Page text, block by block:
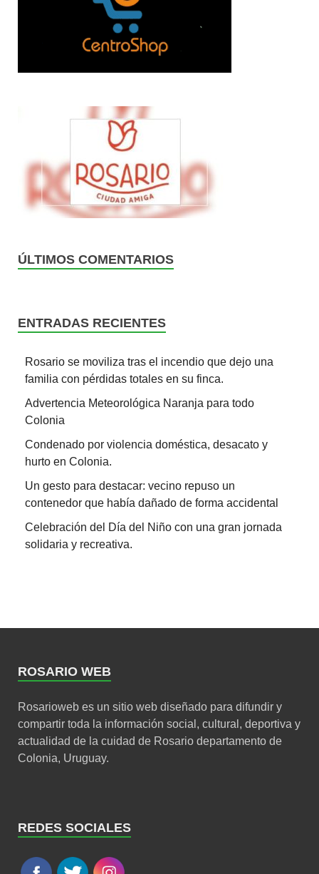
ÚLTIMOS COMENTARIOS
ENTRADAS RECIENTES
Rosario se moviliza tras el incendio que dejo una
familia con pérdidas totales en su finca.
Advertencia Meteorológica Naranja para todo
Colonia
Condenado por violencia doméstica, desacato y
hurto en Colonia.
Un gesto para destacar: vecino repuso un
contenedor que había dañado de forma accidental
Celebración del Día del Niño con una gran jornada
solidaria y recreativa.
ROSARIO WEB
Rosarioweb es un sitio web diseñado para difundir y
compartir toda la información social, cultural, deportiva y
actualidad de la cuidad de Rosario departamento de
Colonia, Uruguay.
REDES SOCIALES